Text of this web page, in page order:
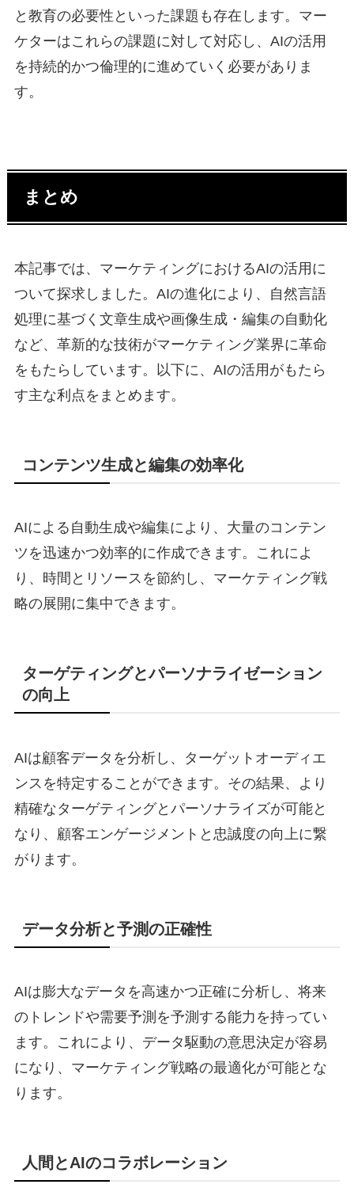
と教育の必要性といった課題も存在します。マー
ケターはこれらの課題に対して対応し、AIの活用
を持続的かつ倫理的に進めていく必要がありま
す。
まとめ
本記事では、マーケティングにおけるAIの活用に
ついて探求しました。AIの進化により、自然言語
処理に基づく文章生成や画像生成・編集の自動化
など、革新的な技術がマーケティング業界に革命
をもたらしています。以下に、AIの活用がもたら
す主な利点をまとめます。
コンテンツ生成と編集の効率化
AIによる自動生成や編集により、大量のコンテン
ツを迅速かつ効率的に作成できます。これによ
り、時間とリソースを節約し、マーケティング戦
略の展開に集中できます。
ターゲティングとパーソナライゼーション
の向上
AIは顧客データを分析し、ターゲットオーディエ
ンスを特定することができます。その結果、より
精確なターゲティングとパーソナライズが可能と
なり、顧客エンゲージメントと忠誠度の向上に繋
がります。
データ分析と予測の正確性
AIは膨大なデータを高速かつ正確に分析し、将来
のトレンドや需要予測を予測する能力を持ってい
ます。これにより、データ駆動の意思決定が容易
になり、マーケティング戦略の最適化が可能とな
ります。
人間とAIのコラボレーション